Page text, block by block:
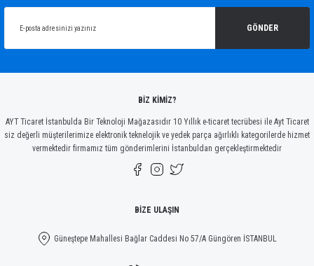
GÖNDER
BİZ KİMİZ?
AYT Ticaret İstanbulda Bir Teknoloji Mağazasıdır 10 Yıllık e-ticaret tecrübesi ile Ayt Ticaret
siz değerli müşterilerimize elektronik teknelojik ve yedek parça ağırlıklı kategorilerde hizmet
vermektedir firmamız tüm gönderimlerini İstanbuldan gerçekleştirmektedir
BİZE ULAŞIN
Güneştepe Mahallesi Bağlar Caddesi No 57/A Güngören İSTANBUL